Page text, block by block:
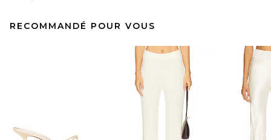
RECOMMANDÉ POUR VOUS